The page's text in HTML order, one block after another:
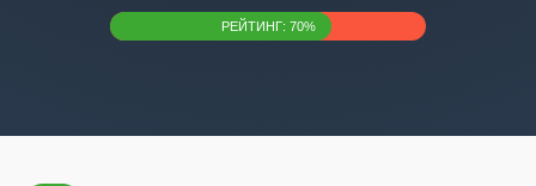
РЕЙТИНГ: 70%